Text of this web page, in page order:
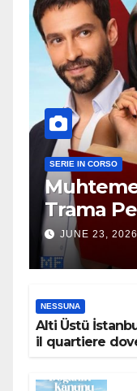
SERIE IN CORSO
Trama
JUNE 23, 2026
NESSUNA
Alti Üstü
il quartiere